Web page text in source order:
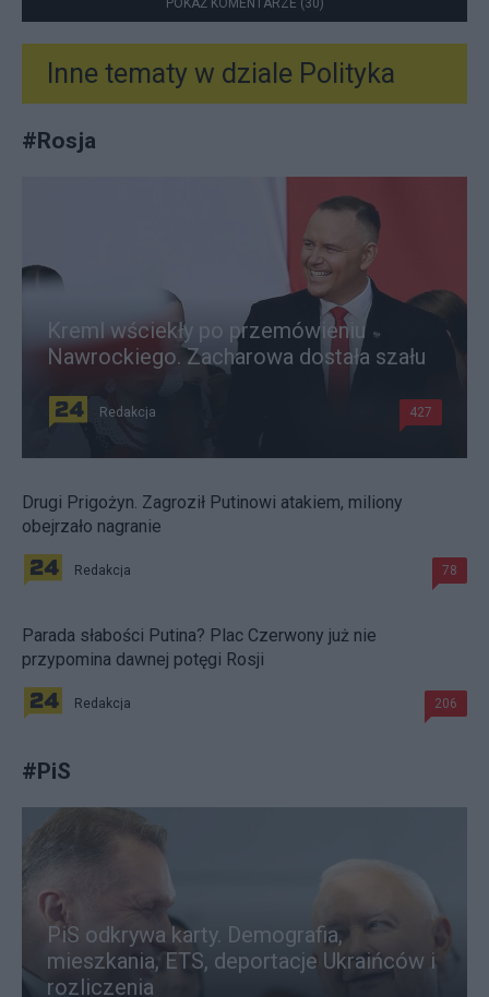
POKAŻ KOMENTARZE (30)
Inne tematy w dziale Polityka
#Rosja
Kreml wściekły po przemówieniu
Nawrockiego. Zacharowa dostała szału
Redakcja 427
Drugi Prigożyn. Zagroził Putinowi atakiem, miliony
obejrzało nagranie
Redakcja 78
Parada słabości Putina? Plac Czerwony już nie
przypomina dawnej potęgi Rosji
Redakcja 206
#PiS
PiS odkrywa karty. Demografia,
mieszkania, ETS, deportacje Ukraińców i
rozliczenia